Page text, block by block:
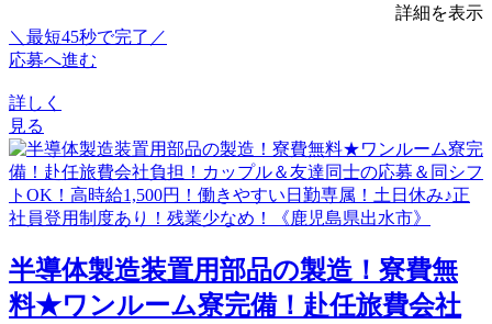
詳細を表示
＼最短45秒で完了／
応募へ進む
詳しく
見る
半導体製造装置用部品の製造！寮費無
料★ワンルーム寮完備！赴任旅費会社